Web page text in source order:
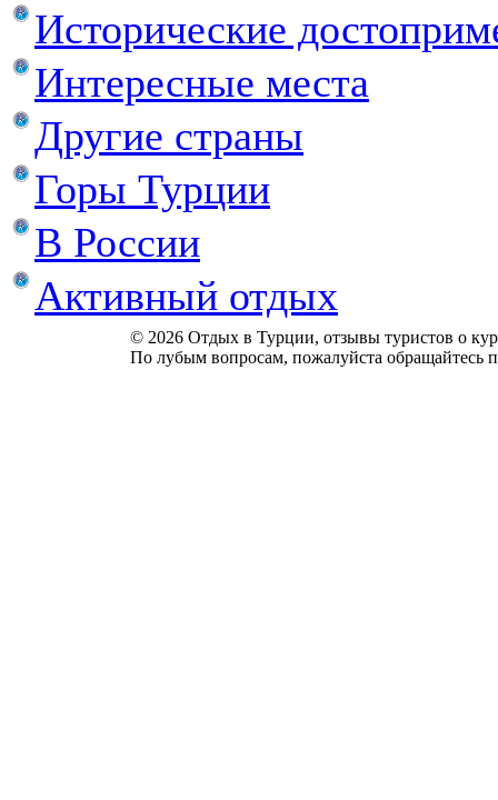
Исторические
Интересные места
Другие страны
Горы Турции
В России
Активный отдых
© 2026 Отдых в Турции, отзывы туристов о
По лубым вопросам, пожалуйста обращайтесь